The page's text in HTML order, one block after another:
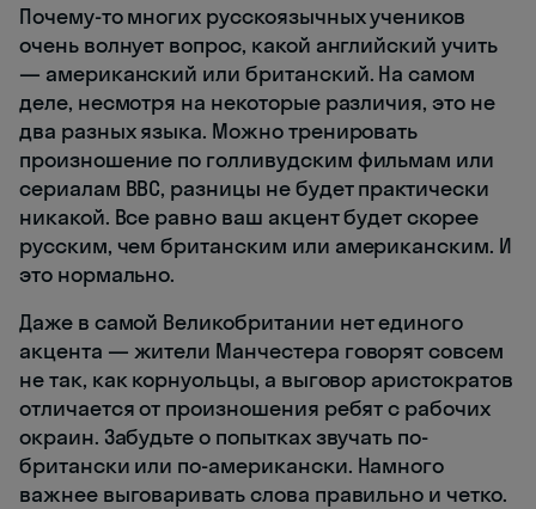
Почему-то многих русскоязычных учеников
очень волнует вопрос, какой английский учить
— американский или британский. На самом
деле, несмотря на некоторые различия, это не
два разных языка. Можно тренировать
произношение по голливудским фильмам или
сериалам BBC, разницы не будет практически
никакой. Все равно ваш акцент будет скорее
русским, чем британским или американским. И
это нормально.
Даже в самой Великобритании нет единого
акцента — жители Манчестера говорят совсем
не так, как корнуольцы, а выговор аристократов
отличается от произношения ребят с рабочих
окраин. Забудьте о попытках звучать по-
британски или по-американски. Намного
важнее выговаривать слова правильно и четко.